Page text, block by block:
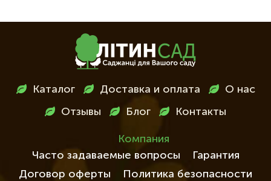
МенюКаталог Доставка и оплата О нас
Отзывы Блог Контакты
Компания
Часто задаваемые вопросы
Гарантия
Договор оферты
Политика безопасности